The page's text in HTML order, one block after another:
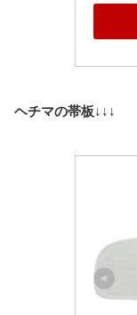
ヘチマの帯板↓↓↓